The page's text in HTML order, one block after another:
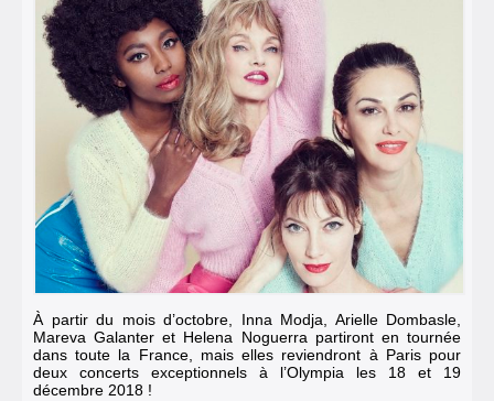
À partir du mois d’octobre, Inna Modja, Arielle Dombasle,
Mareva Galanter et Helena Noguerra partiront en tournée
dans toute la France, mais elles reviendront à Paris pour
deux concerts exceptionnels à l’Olympia les 18 et 19
décembre 2018 !